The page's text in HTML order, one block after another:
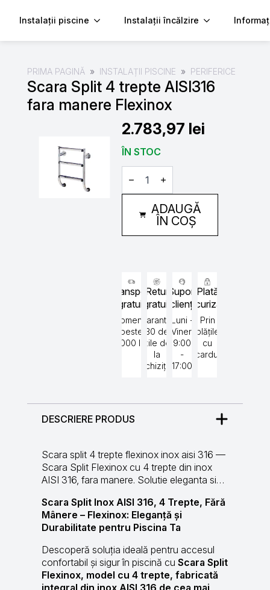
Instalații piscine Instalații încălzire
PRIMA PAGINĂ INSTALAȚII PISCINE PERIFERICE
Scara Split 4 trepte AISI316
fara manere Flexinox
2.783,97 lei
ÎN STOC
Cantitate
Scara
trepte
AISI316
manere
ADAUGĂ
ÎN COȘ
Transport
gratuit
Comenzi
peste
5000 lei
Retur
gratuit
Garantat
30 de
zile de
la
achiziție
Suport
clienți
Luni -
Vineri
9:00
-
17:00
Plată
securizată
Prin
plățile
cu
cardul
DESCRIERE PRODUS
Scara split 4 trepte flexinox inox aisi 316 —
Scara Split Flexinox cu 4 trepte din inox
AISI 316, fara manere. Solutie eleganta si…
Scara Split Inox AISI 316, 4 Trepte, Fără
Mânere – Flexinox: Eleganță și
Durabilitate pentru Piscina Ta
Descoperă soluția ideală pentru accesul
confortabil și sigur în piscină cu Scara Split
Flexinox, model cu 4 trepte, fabricată
integral din inox AISI 316 de cea mai